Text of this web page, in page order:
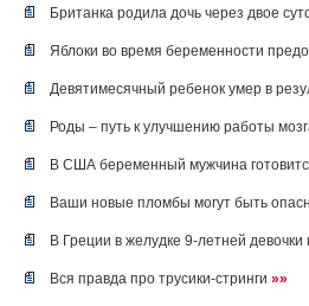
Британка родила дочь через двое
Яблоки во время беременности
Девятимесячный ребенок умер в
Роды – путь к улучшению работы
В США беременный мужчина
Ваши новые пломбы могут быть
В Греции в желудке 9-летней
Вся правда про трусики-стринги »»